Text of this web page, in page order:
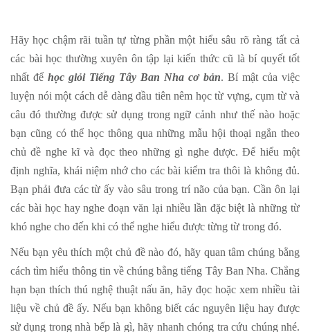
Hãy học chậm rãi tuần tự từng phần một hiểu sâu rõ ràng tất cả
các bài học thường xuyên ôn tập lại kiến thức cũ là bí quyết tốt
nhất để học giỏi Tiếng Tây Ban Nha cơ bản. Bí mật của việc
luyện nói một cách dễ dàng đầu tiên nêm học từ vựng, cụm từ và
câu đó thường được sử dụng trong ngữ cảnh như thế nào hoặc
bạn cũng có thể học thông qua những mẫu hội thoại ngắn theo
chủ đề nghe kĩ và đọc theo những gì nghe được. Để hiểu một
định nghĩa, khái niệm nhớ cho các bài kiểm tra thôi là không đủ.
Bạn phải đưa các từ ấy vào sâu trong trí não của bạn. Cần ôn lại
các bài học hay nghe đoạn văn lại nhiều lần đặc biệt là những từ
khó nghe cho đến khi có thể nghe hiểu được từng từ trong đó.
Nếu bạn yêu thích một chủ đề nào đó, hãy quan tâm chúng bằng
cách tìm hiểu thông tin về chúng bằng tiếng Tây Ban Nha. Chẳng
hạn bạn thích thú nghệ thuật nấu ăn, hãy đọc hoặc xem nhiều tài
liệu về chủ đề ấy. Nếu bạn không biết các nguyên liệu hay được
sử dụng trong nhà bếp là gì, hãy nhanh chóng tra cứu chúng nhé.